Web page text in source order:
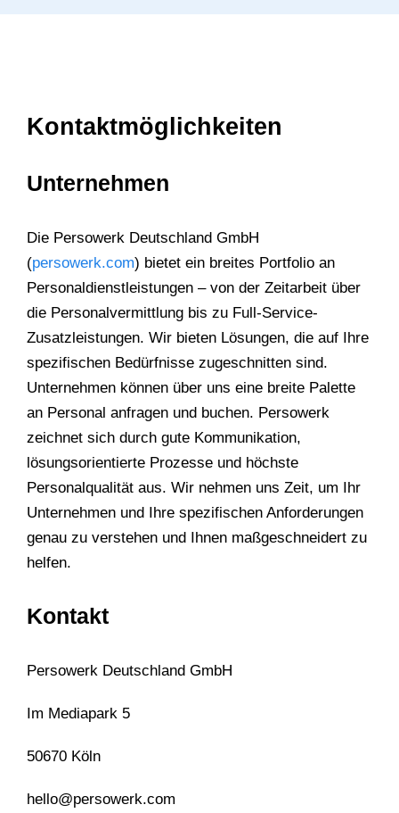
Kontaktmöglichkeiten
Unternehmen
Die Persowerk Deutschland GmbH
(persowerk.com) bietet ein breites Portfolio an
Personaldienstleistungen – von der Zeitarbeit über
die Personalvermittlung bis zu Full-Service-
Zusatzleistungen. Wir bieten Lösungen, die auf Ihre
spezifischen Bedürfnisse zugeschnitten sind.
Unternehmen können über uns eine breite Palette
an Personal anfragen und buchen. Persowerk
zeichnet sich durch gute Kommunikation,
lösungsorientierte Prozesse und höchste
Personalqualität aus. Wir nehmen uns Zeit, um Ihr
Unternehmen und Ihre spezifischen Anforderungen
genau zu verstehen und Ihnen maßgeschneidert zu
helfen.
Kontakt
Persowerk Deutschland GmbH
Im Mediapark 5
50670 Köln
hello@persowerk.com